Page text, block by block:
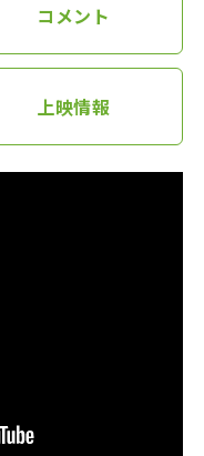
コメント
上映情報